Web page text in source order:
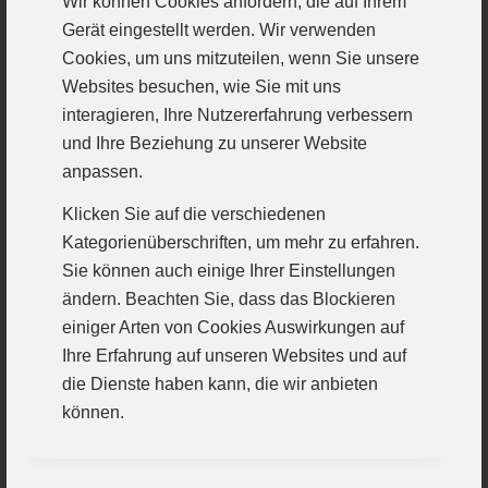
Gerät eingestellt werden. Wir verwenden
Cookies, um uns mitzuteilen, wenn Sie unsere
Websites besuchen, wie Sie mit uns
interagieren, Ihre Nutzererfahrung verbessern
und Ihre Beziehung zu unserer Website
anpassen.
Klicken Sie auf die verschiedenen
Kategorienüberschriften, um mehr zu erfahren.
Sie können auch einige Ihrer Einstellungen
ändern. Beachten Sie, dass das Blockieren
einiger Arten von Cookies Auswirkungen auf
Ihre Erfahrung auf unseren Websites und auf
die Dienste haben kann, die wir anbieten
können.
In der zweiten Halbzeit unterliefen beiden
Teams zahlreiche Fehler, doch der VfL hielt den
Gegner auf Abstand und es konnten sich alle
zehn Feldspieler in die Torschützenliste
eintragen. Auch Elena Hoffmann im Tor zeigte
Paraden und entschärfte unter anderem auch
mehrere Strafwürfe.
Jetzt starten die Vorbereitungen auf ein
weiteres Heimspiel gegen Nürnberg am
kommenden Sonntag um 16 Uhr, zwei weitere
Punkte sind hier fest eingeplant.